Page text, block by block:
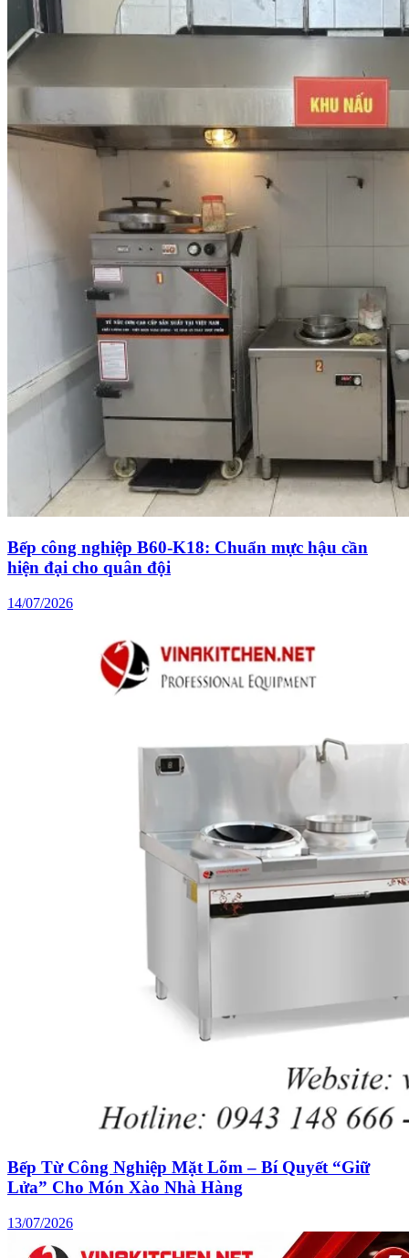
Bếp công nghiệp B60-K18: Chuẩn mực hậu cần
hiện đại cho quân đội
14/07/2026
Bếp Từ Công Nghiệp Mặt Lõm – Bí Quyết “Giữ
Lửa” Cho Món Xào Nhà Hàng
13/07/2026